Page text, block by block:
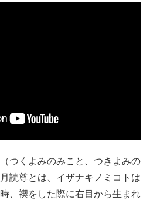
つくよみのみこと、つきよみの
読尊とは、イザナキノミコトは
、禊をした際に右目から生まれ